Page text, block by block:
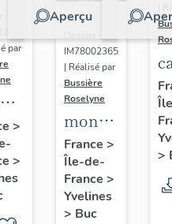
par
>
>
Aperçu
IM78002365
| Réalisé par
Bussière
Roselyne
monument
funéraire
de
Jean
Casale
France >
Île-de-
France >
Yvelines
> Buc
>